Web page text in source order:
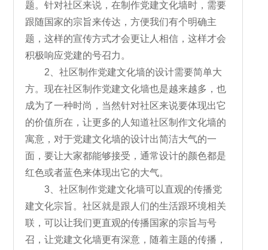
题。针对社区来说，在制作党建文化墙时，需要
跟随国家的宗旨来传达，方便我们有个明确主
题，这样的宣传方式才会更让人相信，这样才会
积极响应党建的号召力。
2、社区制作党建文化墙的设计需要简单大
方。现在社区制作党建文化墙也是越来越多，也
成为了一种时尚，当然针对社区来说要体现出它
的价值所在，让更多的人知道社区制作文化墙的
寓意，对于党建文化墙的设计出简洁大气的一
面，要让大家都能够接受，通常设计的颜色都是
红色或者蓝色来体现出它的大气。
3、社区制作党建文化墙可以直观的传播党
建文化宗旨。社区就是跟人们的生活跟环境相关
联，可以让我们更直观的传播国家的宗旨与号
召，让党建文化墙更有深意，随着主题的传播，